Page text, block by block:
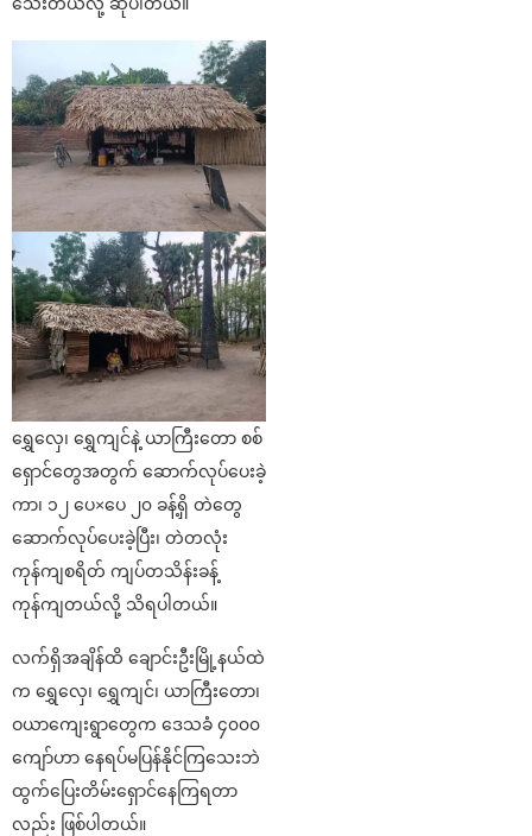
ရွှေလှေ၊ ရွှေကျင်နဲ့ ယာကြီးတော စစ်
ရှောင်တွေအတွက် ဆောက်လုပ်ပေးခဲ့
ကာ၊ ၁၂ ပေ×ပေ ၂၀ ခန့်ရှိ တဲတွေ
ဆောက်လုပ်ပေးခဲ့ပြီး၊ တဲတလုံး
ကုန်ကျစရိတ် ကျပ်တသိန်းခန့်
ကုန်ကျတယ်လို့ သိရပါတယ်။
လက်ရှိအချိန်ထိ ချောင်းဦးမြို့နယ်ထဲ
က ရွှေလှေ၊ ရွှေကျင်၊ ယာကြီးတော၊
ဝယာကျေးရွာတွေက ဒေသခံ ၄၀၀၀
ကျော်ဟာ နေရပ်မပြန်နိုင်ကြသေးဘဲ
ထွက်ပြေးတိမ်းရှောင်နေကြရတာ
လည်း ဖြစ်ပါတယ်။